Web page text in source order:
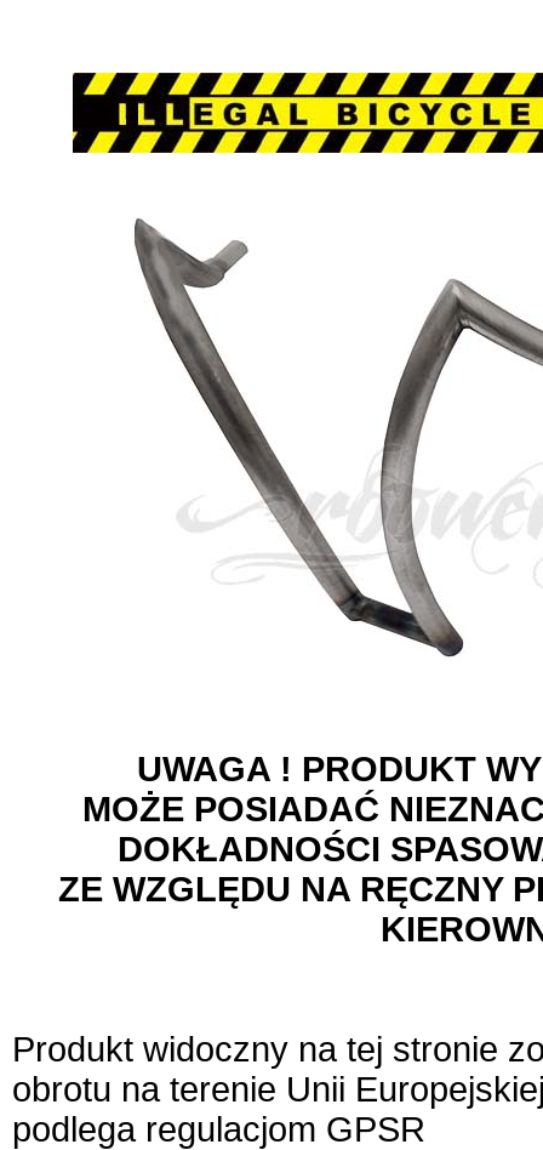
UWAGA ! PRODUKT
MOŻE POSIADAĆ
DOKŁADNOŚCI
ZE WZGLĘDU NA RĘCZNY
Produkt widoczny na tej stronie
obrotu na terenie Unii
podlega regulacjom GPSR